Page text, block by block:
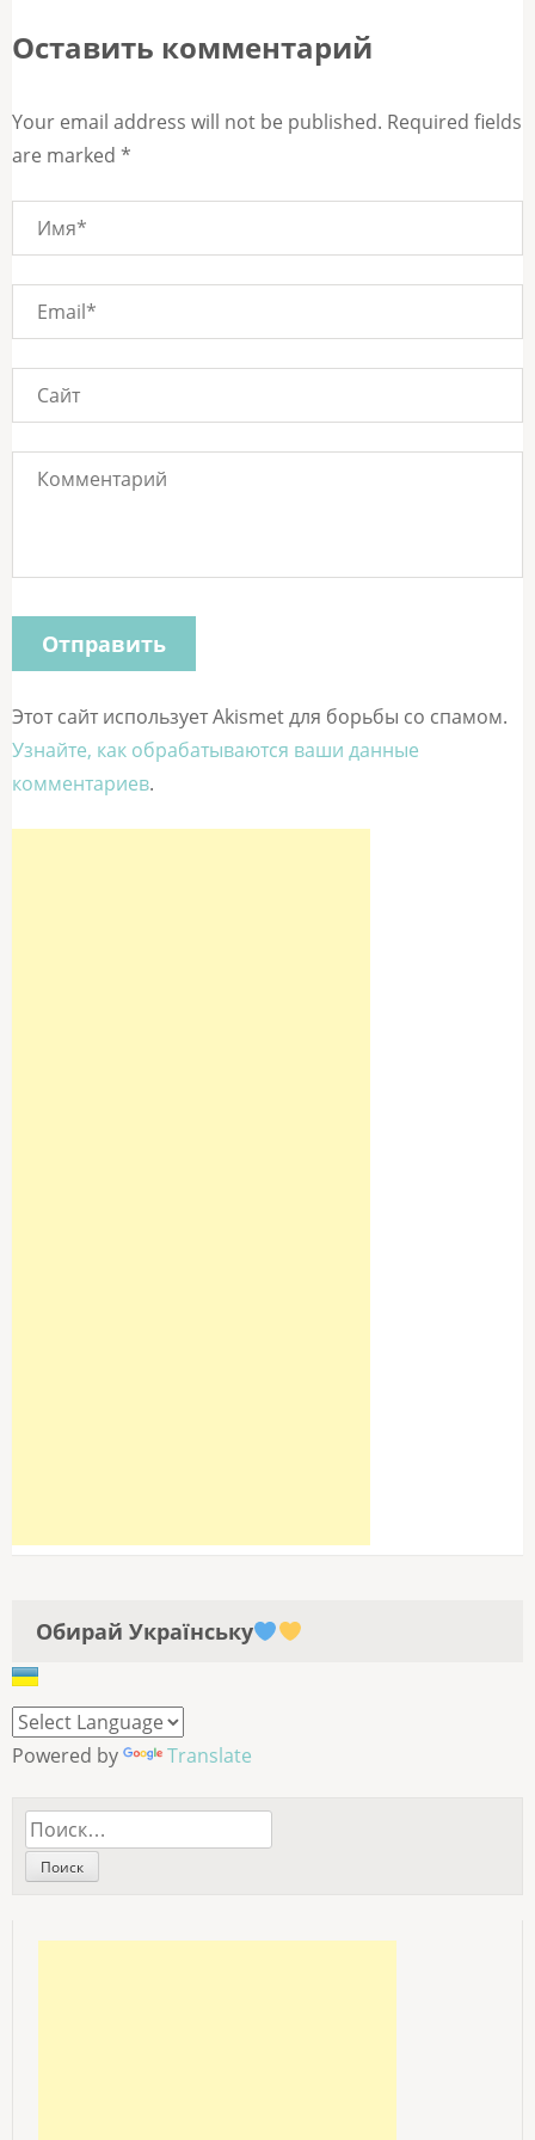
Оставить комментарий
Your email address will not be published. Required fields
are marked *
Этот сайт использует Akismet для борьбы со спамом.
Узнайте, как обрабатываются ваши данные
комментариев.
Обирай Українську
Powered by Translate
Найти: